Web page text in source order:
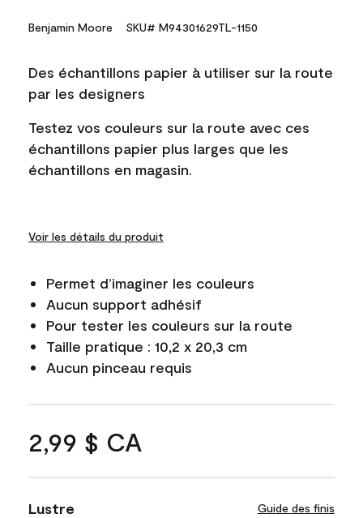
Benjamin Moore SKU# M94301629TL-1150
Des échantillons papier à utiliser sur la route
par les designers
Testez vos couleurs sur la route avec ces
échantillons papier plus larges que les
échantillons en magasin.
Voir les détails du produit
Permet d’imaginer les couleurs
Aucun support adhésif
Pour tester les couleurs sur la route
Taille pratique : 10,2 x 20,3 cm
Aucun pinceau requis
2,99 $ CA
Lustre Guide des finis